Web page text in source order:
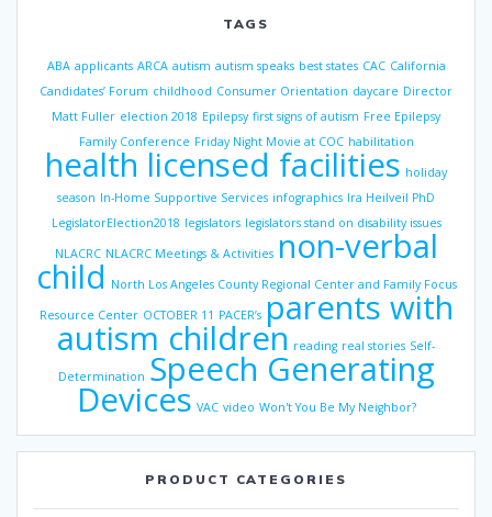
TAGS
ABA applicants ARCA autism autism speaks best states CAC California
Candidates’ Forum childhood Consumer Orientation daycare Director
Matt Fuller election 2018 Epilepsy first signs of autism Free Epilepsy
Family Conference Friday Night Movie at COC habilitation
health licensed facilities holiday
season In-Home Supportive Services infographics Ira Heilveil PhD
LegislatorElection2018 legislators legislators stand on disability issues
NLACRC NLACRC Meetings & Activities non-verbal
child North Los Angeles County Regional Center and Family Focus
Resource Center OCTOBER 11 PACER’s parents with
autism children reading real stories Self-
Determination Speech Generating
Devices VAC video Won't You Be My Neighbor?
PRODUCT CATEGORIES